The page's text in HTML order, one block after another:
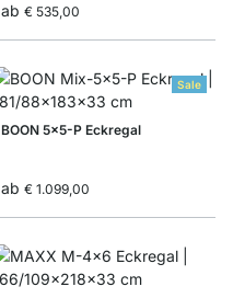
ab € 535,00
Sale
BOON 5x5-P Eckregal
ab € 1.099,00